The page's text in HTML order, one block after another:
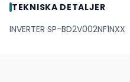
TEKNISKA DETALJER
INVERTER SP-BD2V002NF1NXX